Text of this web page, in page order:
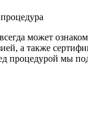
может
а также
процедурой мы